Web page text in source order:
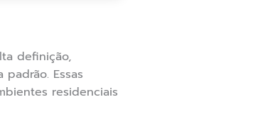
definição,
Essas
residenciais